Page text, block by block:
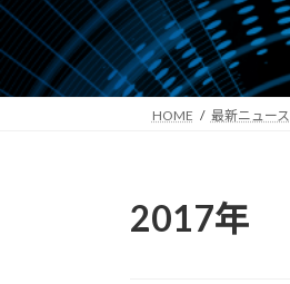
へ
ス
キ
ッ
ョ
ン
に
移
HOME 最新ニュース
2017年